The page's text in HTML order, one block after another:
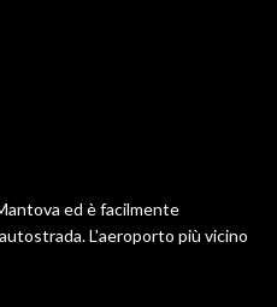
ed è facilmente
L'aeroporto più vicino